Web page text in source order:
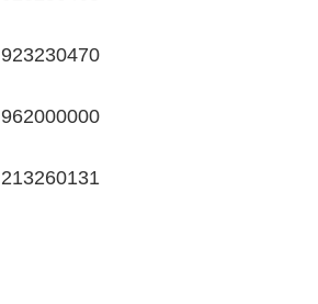
923230470
962000000
213260131